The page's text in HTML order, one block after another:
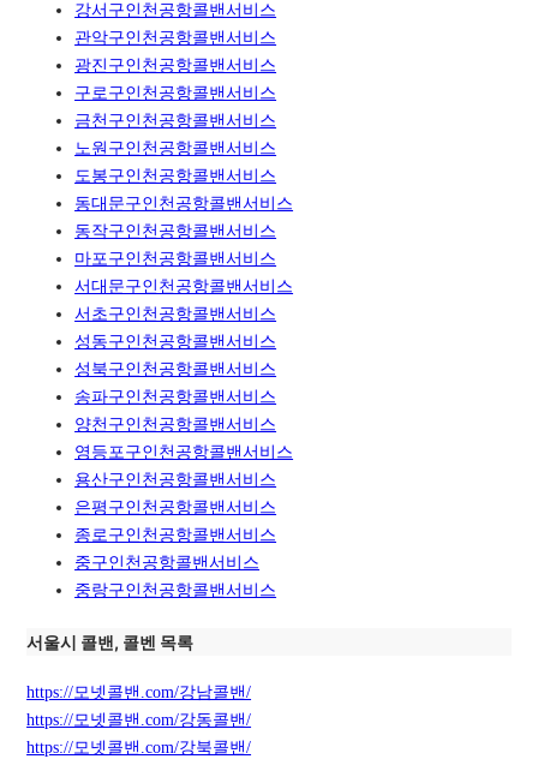
강서구인천공항콜밴서비스
관악구인천공항콜밴서비스
광진구인천공항콜밴서비스
구로구인천공항콜밴서비스
금천구인천공항콜밴서비스
노원구인천공항콜밴서비스
도봉구인천공항콜밴서비스
동대문구인천공항콜밴서비스
동작구인천공항콜밴서비스
마포구인천공항콜밴서비스
서대문구인천공항콜밴서비스
서초구인천공항콜밴서비스
성동구인천공항콜밴서비스
성북구인천공항콜밴서비스
송파구인천공항콜밴서비스
양천구인천공항콜밴서비스
영등포구인천공항콜밴서비스
용산구인천공항콜밴서비스
은평구인천공항콜밴서비스
종로구인천공항콜밴서비스
중구인천공항콜밴서비스
중랑구인천공항콜밴서비스
서울시 콜밴, 콜벤 목록
https://모넷콜밴.com/강남콜밴/
https://모넷콜밴.com/강동콜밴/
https://모넷콜밴.com/강북콜밴/